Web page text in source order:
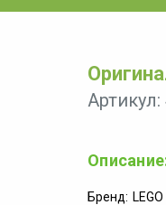
Артикул:
Бренд: LEGO